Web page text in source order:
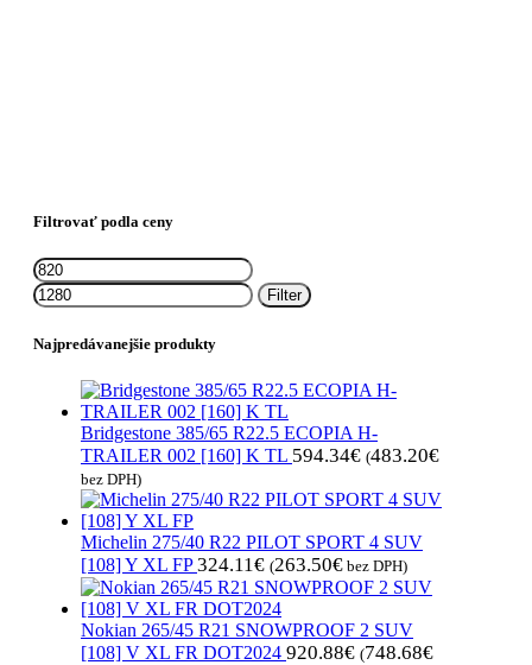
Filtrovať podla ceny
Minimálna
cena
Maximálna
cenaFilter
Najpredávanejšie produkty
Bridgestone 385/65 R22.5 ECOPIA H-
TRAILER 002 [160] K TL 594.34€ (483.20€
bez DPH)
Michelin 275/40 R22 PILOT SPORT 4 SUV
[108] Y XL FP324.11€ (263.50€ bez DPH)
Nokian 265/45 R21 SNOWPROOF 2 SUV
[108] V XL FR DOT2024 920.88€ (748.68€